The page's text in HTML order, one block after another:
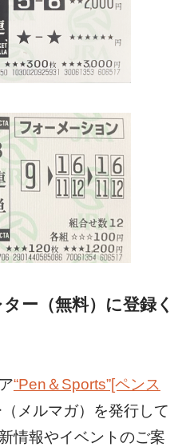
ー（無料）に登録く
“Pen＆Sports”[ペンス
メルマガ）を発行して
情報やイベントのご案